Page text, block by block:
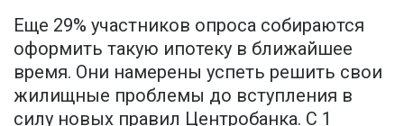
Еще 29% участников опроса собираются
оформить такую ипотеку в ближайшее
время. Они намерены успеть решить свои
жилищные проблемы до вступления в
силу новых правил Центробанка. С 1